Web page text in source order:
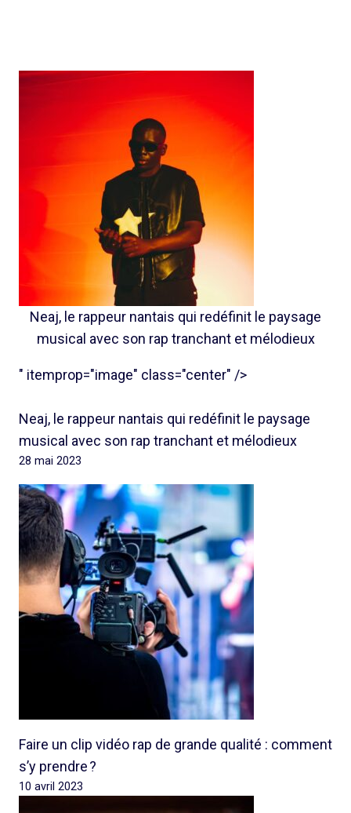
Neaj, le rappeur nantais qui redéfinit le paysage
musical avec son rap tranchant et mélodieux
" itemprop="image" class="center" />
Neaj, le rappeur nantais qui redéfinit le paysage
musical avec son rap tranchant et mélodieux
28 mai 2023
Faire un clip vidéo rap de grande qualité : comment
s’y prendre ?
10 avril 2023